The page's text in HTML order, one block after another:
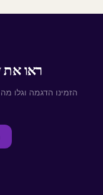
ראו את Certainly